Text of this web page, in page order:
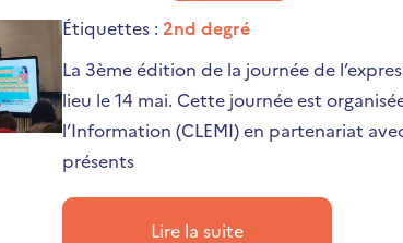
Étiquettes : 2nd degré
La 3ème édition de la journée de
lieu le 14 mai. Cette journée est
l’Information (CLEMI) en partenariat
présents
Lire la suite